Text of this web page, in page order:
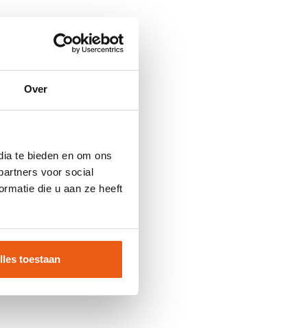
Over
te bieden en om ons
voor social
die u aan ze heeft
toestaan